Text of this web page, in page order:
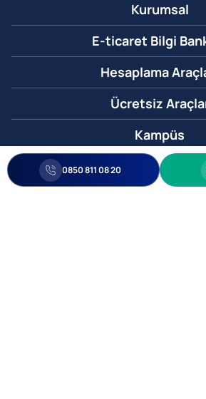
Kurumsal
E-ticaret Bilgi
Hesaplama
Ücretsiz
Kampüs
0850 811 08 20
0850 811 08 20